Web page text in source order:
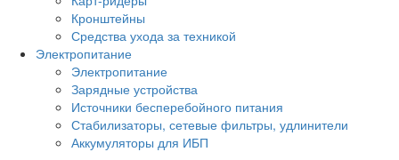
Кронштейны
Средства ухода за техникой
Электропитание
Электропитание
Зарядные устройства
Источники бесперебойного питания
Стабилизаторы, сетевые фильтры, удлинители
Аккумуляторы для ИБП